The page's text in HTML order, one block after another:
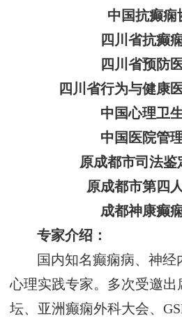
中国抗癫痫
四川省抗癫
四川省预防
四川省行为与健康
中国心理卫
中国医院管
原成都市司法鉴
原成都市第四
成都神康癫
专家介绍：
国内知名癫痫病、神
心理实践专家。多次受邀出
坛、亚洲癫痫外科大会、